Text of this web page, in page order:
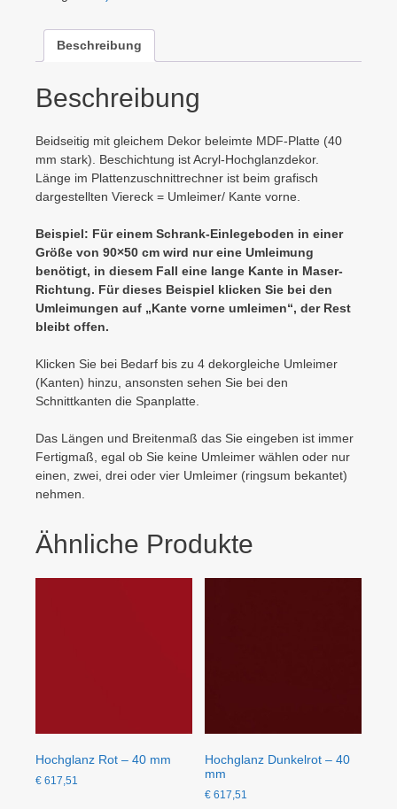
Beschreibung
Beschreibung
Beidseitig mit gleichem Dekor beleimte MDF-Platte (40
mm stark). Beschichtung ist Acryl-Hochglanzdekor.
Länge im Plattenzuschnittrechner ist beim grafisch
dargestellten Viereck = Umleimer/ Kante vorne.
Beispiel: Für einem Schrank-Einlegeboden in einer
Größe von 90×50 cm wird nur eine Umleimung
benötigt, in diesem Fall eine lange Kante in Maser-
Richtung. Für dieses Beispiel klicken Sie bei den
Umleimungen auf „Kante vorne umleimen“, der Rest
bleibt offen.
Klicken Sie bei Bedarf bis zu 4 dekorgleiche Umleimer
(Kanten) hinzu, ansonsten sehen Sie bei den
Schnittkanten die Spanplatte.
Das Längen und Breitenmaß das Sie eingeben ist immer
Fertigmaß, egal ob Sie keine Umleimer wählen oder nur
einen, zwei, drei oder vier Umleimer (ringsum bekantet)
nehmen.
Ähnliche Produkte
Hochglanz Rot – 40 mm
€ 617,51
Hochglanz Dunkelrot – 40
mm
€ 617,51